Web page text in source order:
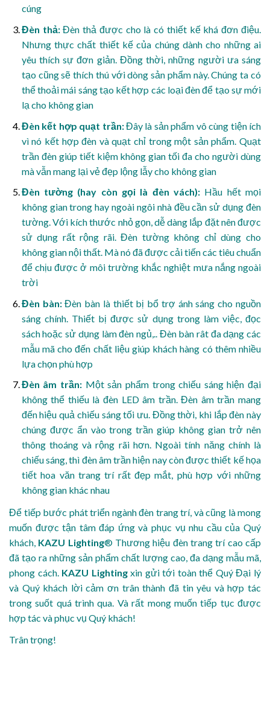
cúng
Đèn thả:Đèn thả được cho là có thiết kế khá đơn điệu.
Nhưng thực chất thiết kế của chúng dành cho những ai
yêu thích sự đơn giản. Đồng thời, những người ưa sáng
tạo cũng sẽ thích thú với dòng sản phẩm này. Chúng ta có
thể thoải mái sáng tạo kết hợp các loại đèn để tạo sự mới
lạ cho không gian
Đèn kết hợp quạt trần:Đây là sản phẩm vô cùng tiện ích
vì nó kết hợp đèn và quạt chỉ trong một sản phẩm. Quạt
trần đèn giúp tiết kiệm không gian tối đa cho người dùng
mà vẫn mang lại vẻ đẹp lộng lẫy cho không gian
Đèn tường (hay còn gọi là đèn vách): Hầu hết mọi
không gian trong hay ngoài ngôi nhà đều cần sử dụng đèn
tường. Với kích thước nhỏ gọn, dễ dàng lắp đặt nên được
sử dụng rất rộng rãi. Đèn tường không chỉ dùng cho
không gian nội thất. Mà nó đã được cải tiến các tiêu chuẩn
để chịu được ở môi trường khắc nghiệt mưa nắng ngoài
trời
Đèn bàn:Đèn bàn là thiết bị bổ trợ ánh sáng cho nguồn
sáng chính. Thiết bị được sử dụng trong làm việc, đọc
sách hoặc sử dụng làm đèn ngủ,.. Đèn bàn rât đa dạng các
mẫu mã cho đến chất liệu giúp khách hàng có thêm nhiều
lựa chọn phù hợp
Đèn âm trần: Một sản phẩm trong chiếu sáng hiện đại
không thể thiếu là đèn LED âm trần. Đèn âm trần mang
đến hiệu quả chiếu sáng tối ưu. Đồng thời, khi lắp đèn này
chúng được ẩn vào trong trần giúp không gian trở nên
thông thoáng và rộng rãi hơn. Ngoài tính năng chính là
chiếu sáng, thì đèn âm trần hiện nay còn được thiết kế họa
tiết hoa văn trang trí rất đẹp mắt, phù hợp với những
không gian khác nhau
Để tiếp bước phát triển ngành đèn trang trí, và cũng là mong
muốn được tận tâm đáp ứng và phục vụ nhu cầu của Quý
khách, KAZU Lighting®Thương hiệu đèn trang trí cao cấp
đã tạo ra những sản phẩm chất lượng cao, đa dạng mẫu mã,
phong cách. KAZU Lightingxin gửi tới toàn thể Quý Đại lý
và Quý khách lời cảm ơn trân thành đã tin yêu và hợp tác
trong suốt quá trình qua. Và rất mong muốn tiếp tục được
hợp tác và phục vụ Quý khách!
Trân trọng!